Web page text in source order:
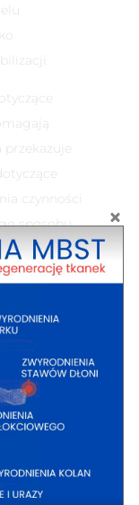
czynności
sposobu
wykonywania